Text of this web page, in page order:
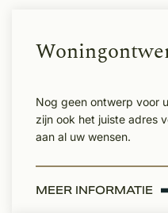
Nog geen ontwerp voor
zijn ook het juiste adres
aan al uw wensen.
MEER INFORMATIE